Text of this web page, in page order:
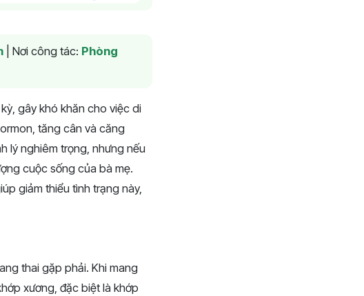
Nơi công tác: Phòng
gây khó khăn cho việc di
tăng cân và căng
lý nghiêm trọng, nhưng nếu
cuộc sống của bà mẹ.
giảm thiểu tình trạng này,
thai gặp phải. Khi mang
xương, đặc biệt là khớp